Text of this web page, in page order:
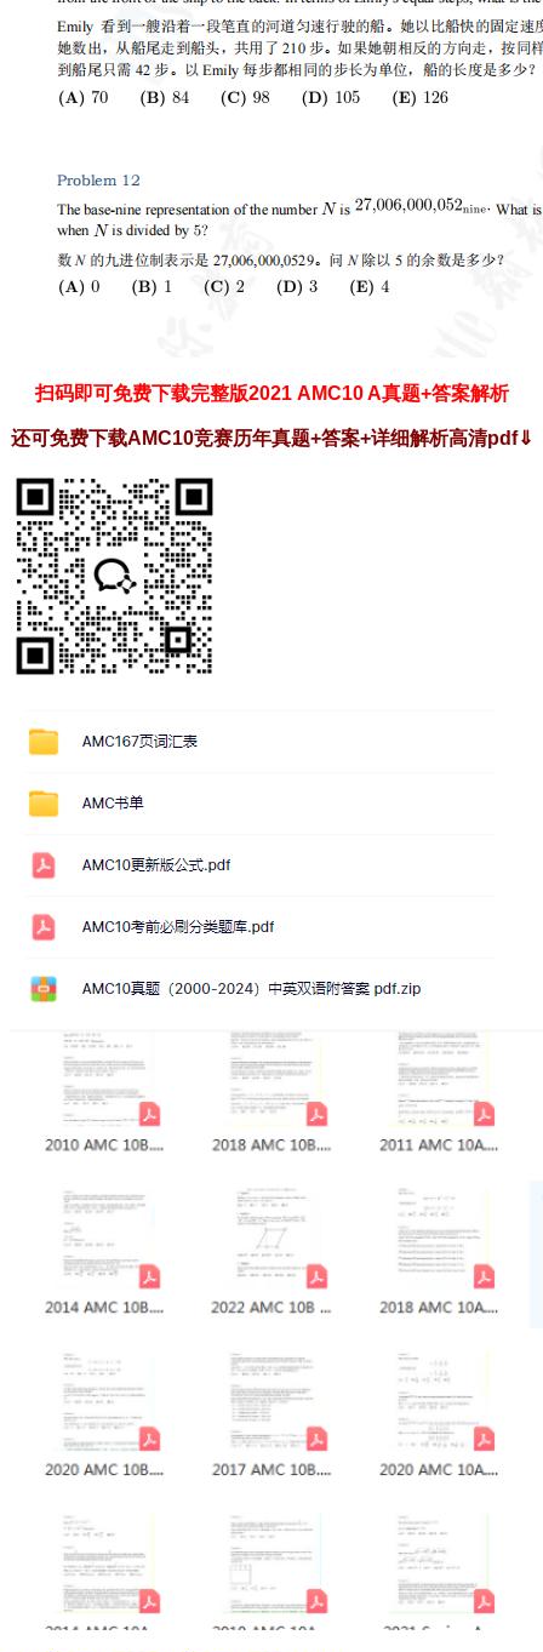
扫码即可免费下载完整版2021 AMC10 A真题+答案解析
还可免费下载AMC10竞赛历年真题+答案+详细解析高清pdf⇓